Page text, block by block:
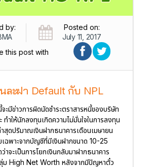
by:
Posted on:
July 11, 2017
this post with
ละฝา Default กับ NPL
ะมีข่าวการผิดนัดชำระตราสารหนี้ของบริษัท
ทำให้นักลงทุนเกิดความไม่มั่นใจในการลงทุน
สุดปริมาณเงินฝากธนาคารเดือนเมษายน
ฉพาะจากบัญชีที่มีเงินฝากขนาด 10-25
าจะเป็นการโยกเงินกลับมาฝากธนาคาร
ม High Net Worth หลังจากมีปัญหาตั๋ว